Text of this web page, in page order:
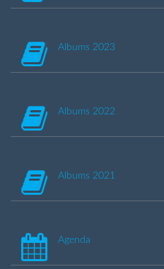
Albums 2023
Albums 2022
Albums 2021
Agenda